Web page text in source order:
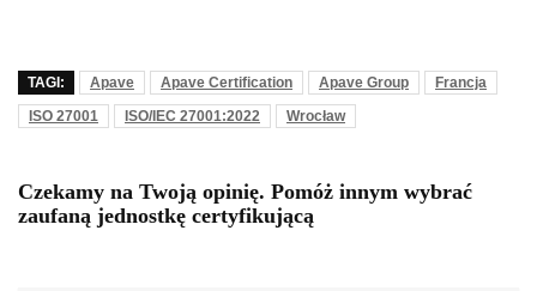
TAGI: Apave Apave Certification Apave Group
Francja
ISO 27001
ISO/IEC 27001:2022 Wrocław
Czekamy na Twoją opinię. Pomóż innym wybrać
zaufaną jednostkę certyfikującą